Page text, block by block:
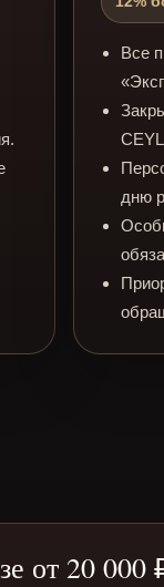
Все
дню
от 20 000